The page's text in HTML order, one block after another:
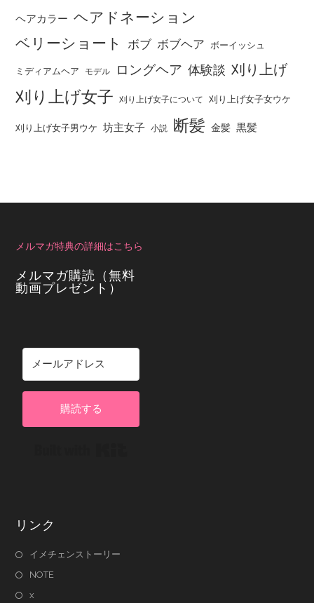
ヘアカラー ヘアドネーション
ベリーショート
ボブ ボブヘア ボーイッシュ
ミディアムヘア モデル ロングヘア 体験談 刈り上げ
刈り上げ女子 刈り上げ女子について 刈り上げ女子女ウケ
刈り上げ女子男ウケ 坊主女子 小説 断髪 金髪 黒髪
メルマガ特典の詳細はこちら
メルマガ購読（無料
動画プレゼント）
購読する
リンク
イメチェンストーリー
NOTE
x